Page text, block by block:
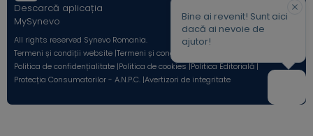
Descarcă aplicația
MySynevo
All rights reserved Synevo Romania.
Termeni și condiții website |Termeni și condiții Shop Online |
Politica de confidențialitate |Politica de cookies |Politica Editorială |
Protecția Consumatorilor - A.N.P.C. |Avertizori de integritate
Bine ai revenit! Sunt aici
dacă ai nevoie de
ajutor!